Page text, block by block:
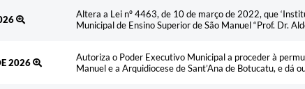
Altera a Lei nº 4463, de 10 de março de 2022, que
Municipal de Ensino Superior de São Manuel “Prof. Dr.
2026
Autoriza o Poder Executivo Municipal a proceder à
Manuel e a Arquidiocese de Sant’Ana de Botucatu, e dá